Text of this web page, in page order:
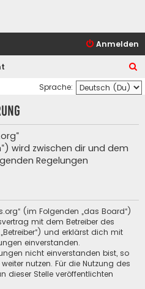
Anmelden
u
c
Sprache:
wird zwischen dir und dem
Regelungen
(im Folgenden „das Board“)
mit dem Betreiber des
und erklärst dich mit
einverstanden.
nicht einverstanden bist, so
nutzen. Für die Nutzung des
dieser Stelle veröffentlichten